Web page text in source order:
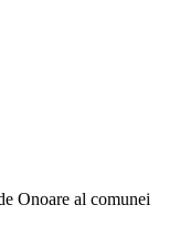
Onoare al comunei